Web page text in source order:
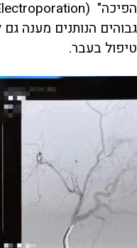
גבוהים הנותנים מענה
טיפול בעבר.